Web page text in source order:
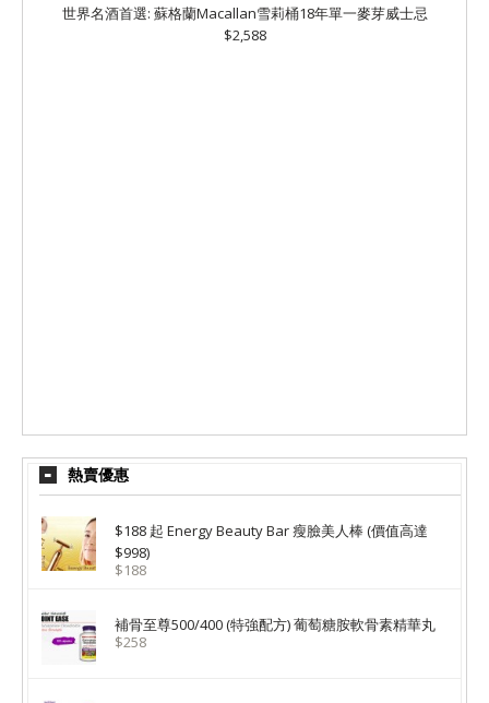
世界名酒首選: 蘇格蘭Macallan雪莉桶18年單一麥芽威士忌
$2,588
熱賣優惠
$188 起 Energy Beauty Bar 瘦臉美人棒 (價值高達
$998)
$188
補骨至尊500/400 (特強配方) 葡萄糖胺軟骨素精華丸
$258